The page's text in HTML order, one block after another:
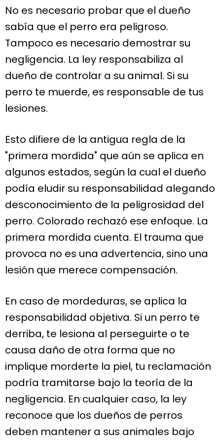
No es necesario probar que el dueño
sabía que el perro era peligroso.
Tampoco es necesario demostrar su
negligencia. La ley responsabiliza al
dueño de controlar a su animal. Si su
perro te muerde, es responsable de tus
lesiones.
Esto difiere de la antigua regla de la
"primera mordida" que aún se aplica en
algunos estados, según la cual el dueño
podía eludir su responsabilidad alegando
desconocimiento de la peligrosidad del
perro. Colorado rechazó ese enfoque. La
primera mordida cuenta. El trauma que
provoca no es una advertencia, sino una
lesión que merece compensación.
En caso de mordeduras, se aplica la
responsabilidad objetiva. Si un perro te
derriba, te lesiona al perseguirte o te
causa daño de otra forma que no
implique morderte la piel, tu reclamación
podría tramitarse bajo la teoría de la
negligencia. En cualquier caso, la ley
reconoce que los dueños de perros
deben mantener a sus animales bajo